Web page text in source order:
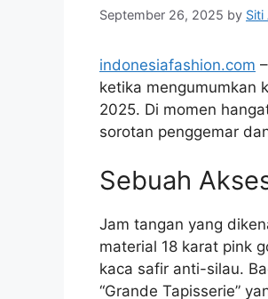
September 26, 2025 by Siti
indonesiafashion.com
ketika mengumumkan
2025. Di momen
sorotan penggemar
Sebuah
Jam tangan yang
material 18 karat pink
kaca safir anti-silau.
“Grande Tapisserie”